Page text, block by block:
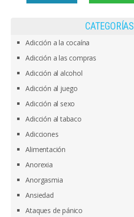
CATEGORÍAS
Adicción a la cocaína
Adicción a las compras
Adicción al alcohol
Adicción al juego
Adicción al sexo
Adicción al tabaco
Adicciones
Alimentación
Anorexia
Anorgasmia
Ansiedad
Ataques de pánico